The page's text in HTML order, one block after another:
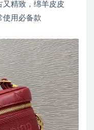
又精致，绵羊皮皮
使用必备款